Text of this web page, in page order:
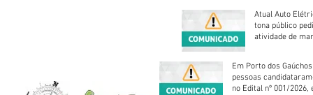
Atual Auto
tona público
atividade de
Em Porto dos
pessoas
no Edital nº 001/2026,